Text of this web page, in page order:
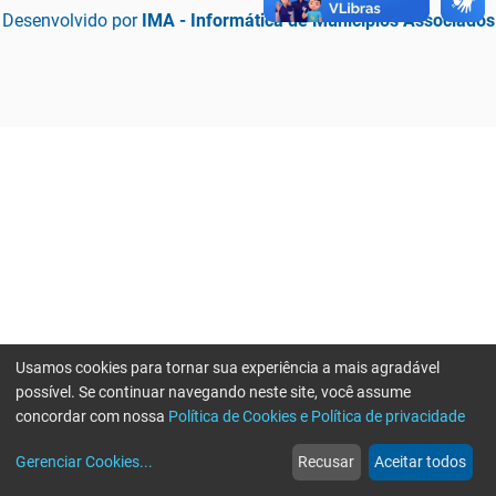
Desenvolvido por IMA - Informática de Municípios Associados
web
Notícias
more_horiz
Mais
Usamos cookies para tornar sua experiência a mais agradável
possível. Se continuar navegando neste site, você assume
concordar com nossa Política de Cookies e Política de privacidade
Gerenciar Cookies... Recusar Aceitar todos
Erro ao enviar informações, por favor tente novamente